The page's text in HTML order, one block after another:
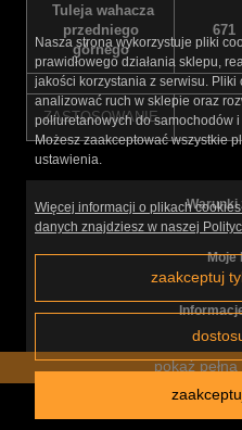
Tuleja wahacza
przedniego
górnego
671
ZASTOSOWANIE
Warunki
Moje
pokaż
Sklep
Nasza strona wykorzystuje pliki
prawidłowego działania sklepu,
jakości korzystania z serwisu.
analizować ruch w sklepie oraz
poliuretanowych do samochodów
Możesz zaakceptować wszystkie
ustawienia.
Więcej informacji o plikach
danych znajdziesz w naszej
zaakceptuj